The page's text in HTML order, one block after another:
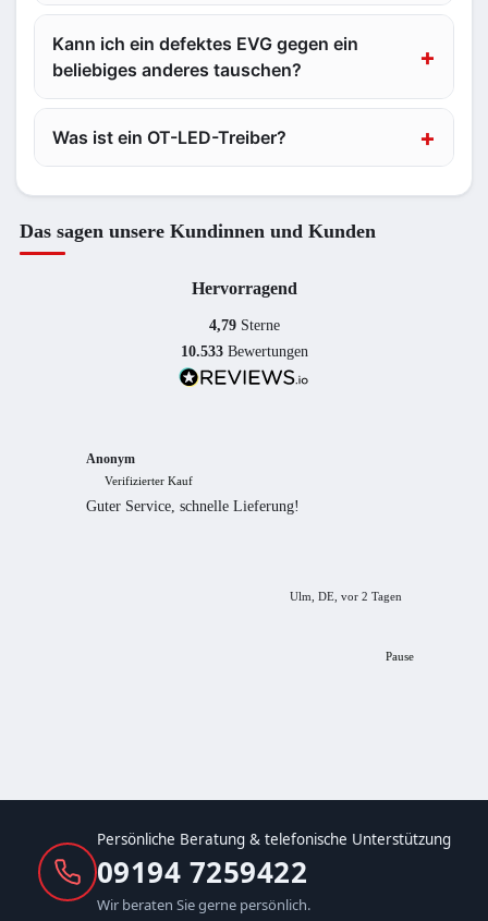
Kann ich ein defektes EVG gegen ein
beliebiges anderes tauschen?
Was ist ein OT-LED-Treiber?
Das sagen unsere Kundinnen und Kunden
Hervorragend
4,79 Sterne
10.533 Bewertungen
Anonym
Verifizierter Kauf
Guter Service, schnelle Lieferung!
Ulm, DE, vor 2 Tagen
Pause
Persönliche Beratung & telefonische Unterstützung
09194 7259422
Wir beraten Sie gerne persönlich.